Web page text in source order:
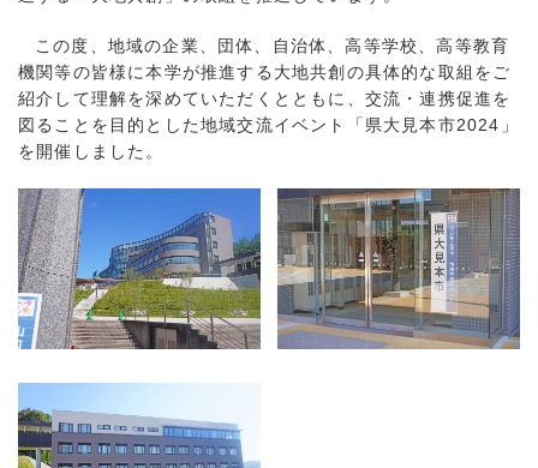
この度、地域の企業、団体、自治体、高等学校、高等教育
機関等の皆様に本学が推進する大地共創の具体的な取組をご
紹介して理解を深めていただくとともに、交流・連携促進を
図ることを目的とした地域交流イベント「県大見本市2024」
を開催しました。